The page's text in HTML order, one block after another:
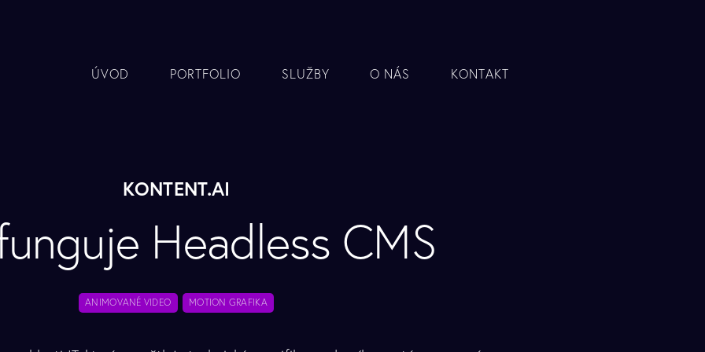
ÚVOD PORTFOLIO SLUŽBY O NÁS KONTAKT
KONTENT.AI
Headless CMS
ANIMOVANÉ VIDEO MOTION GRAFIKA